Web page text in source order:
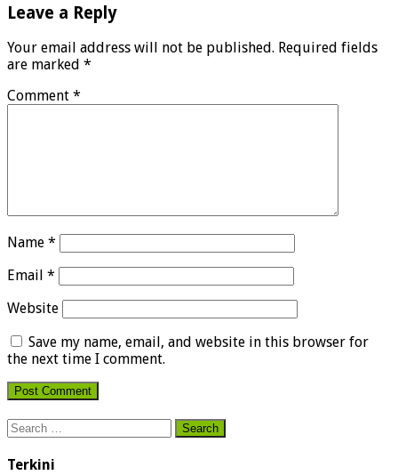
Leave a Reply
Your email address will not be published. Required fields
are marked *
Comment *
Name *
Email *
Website
Save my name, email, and website in this browser for
the next time I comment.
Search
for:
Terkini